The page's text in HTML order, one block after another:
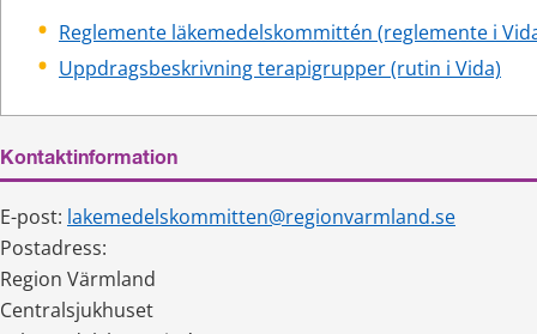
Reglemente läkemedelskommittén (reglemente i
Uppdragsbeskrivning terapigrupper (rutin i Vida)
Kontaktinformation
E-post: lakemedelskommitten@regionvarmland.se
Postadress:
Region Värmland
Centralsjukhuset